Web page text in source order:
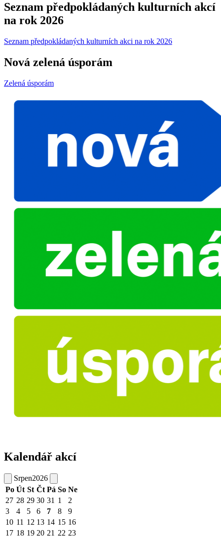
Seznam předpokládaných kulturních akcí
na rok 2026
Seznam předpokládaných kulturních akci na rok 2026
Nová zelená úsporám
Zelená úsporám
Kalendář akcí
Srpen2026
Po Út St Čt Pá So Ne
27 28 29 30 31 1
2
3
4 5 6 7 8
9
10 11 12 13 14 15 16
17 18 19 20 21 22 23